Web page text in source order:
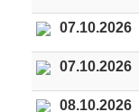
07.10.2026
07.10.2026
08.10.2026